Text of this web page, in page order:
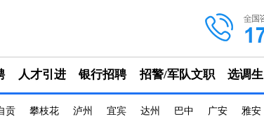
人才引进 银行招聘 招警/军队文职 选调生
贡 攀枝花 泸州 宜宾 达州 巴中 广安 雅安